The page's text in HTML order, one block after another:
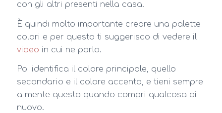
con gli altri presenti nella casa.
È quindi molto importante creare una palette
colori e per questo ti suggerisco di vedere il
video in cui ne parlo.
Poi identifica il colore principale, quello
secondario e il colore accento, e tieni sempre
a mente questo quando compri qualcosa di
nuovo.